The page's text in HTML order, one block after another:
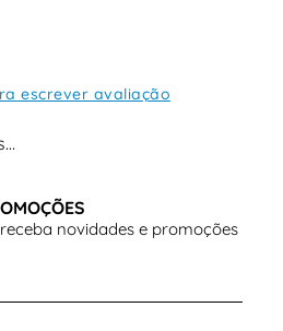
escrever avaliação
novidades e promoções